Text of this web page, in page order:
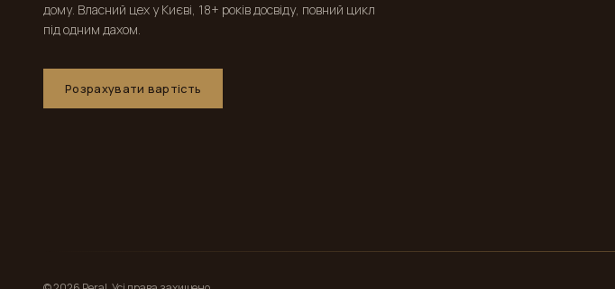
дому. Власний цех у Києві, 18+ років досвіду, повний цикл
під одним дахом.
Розрахувати вартість